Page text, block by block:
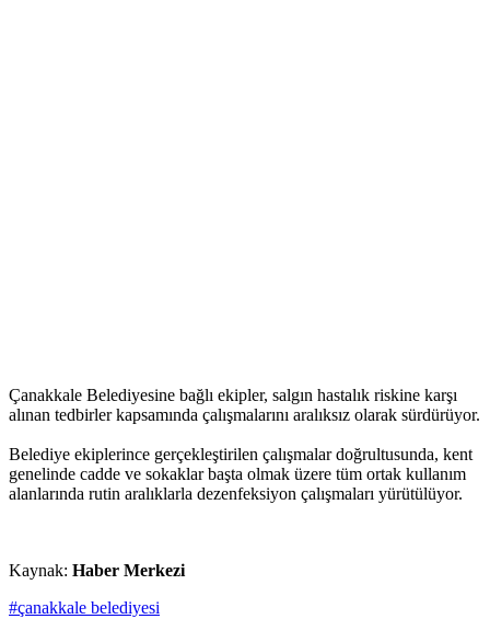
Çanakkale Belediyesine bağlı ekipler, salgın hastalık riskine karşı
alınan tedbirler kapsamında çalışmalarını aralıksız olarak sürdürüyor.
Belediye ekiplerince gerçekleştirilen çalışmalar doğrultusunda, kent
genelinde cadde ve sokaklar başta olmak üzere tüm ortak kullanım
alanlarında rutin aralıklarla dezenfeksiyon çalışmaları yürütülüyor.
Kaynak: Haber Merkezi
#çanakkale belediyesi